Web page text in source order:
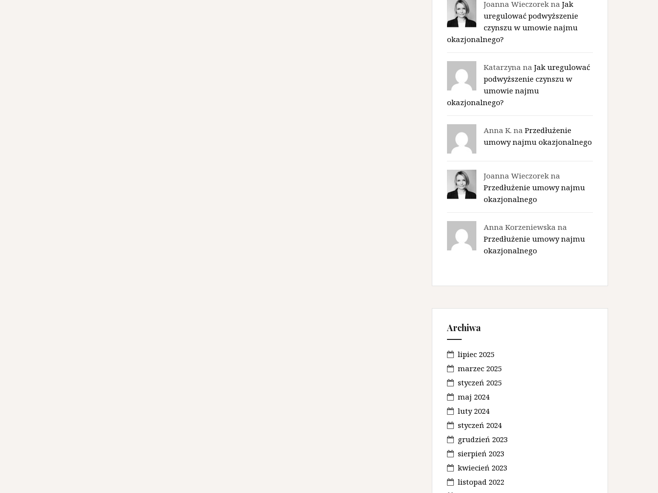
Joanna Wieczorek na Jak
uregulować podwyższenie
czynszu w umowie najmu
okazjonalnego?
Katarzyna na Jak uregulować
podwyższenie czynszu w
umowie najmu
okazjonalnego?
Anna K. na Przedłużenie
umowy najmu okazjonalnego
Joanna Wieczorek na
Przedłużenie umowy najmu
okazjonalnego
Anna Korzeniewska na
Przedłużenie umowy najmu
okazjonalnego
Archiwa
lipiec 2025
marzec 2025
styczeń 2025
maj 2024
luty 2024
styczeń 2024
grudzień 2023
sierpień 2023
kwiecień 2023
listopad 2022